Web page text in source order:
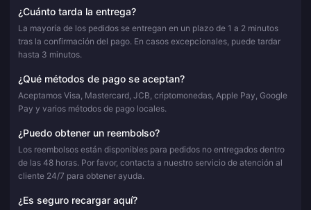
¿Cuánto tarda la entrega?
La mayoría de los pedidos se entregan en un plazo de 1 a 2 minutos
tras la confirmación del pago. En casos excepcionales, puede tardar
hasta 3 minutos.
¿Qué métodos de pago se aceptan?
Aceptamos Visa, Mastercard, JCB, criptomonedas, Apple Pay, Google
Pay y varios métodos de pago locales.
¿Puedo obtener un reembolso?
Los reembolsos están disponibles para pedidos no entregados dentro
de las 48 horas. Por favor, contacta a nuestro servicio de atención al
cliente 24/7 para obtener ayuda.
¿Es seguro recargar aquí?